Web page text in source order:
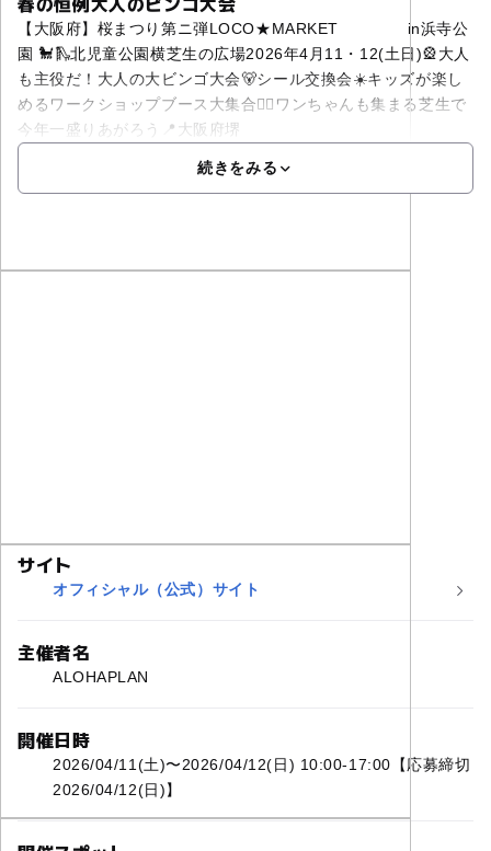
【大阪府】桜まつり第ニ弾LOCO★MARKET in浜寺公
園 🐩🛝北児童公園横芝生の広場2026年4月11・12(土日)🎡大人
も主役だ！大人の大ビンゴ大会🐻シール交換会☀️キッズが楽し
めるワークショップブース大集合🐕‍🦺ワンちゃんも集まる芝生で
今年一盛りあがろう📍大阪府堺
続きをみる
サイト
オフィシャル（公式）サイト
主催者名
ALOHAPLAN
開催日時
2026/04/11(土)〜2026/04/12(日) 10:00-17:00【応募締切
2026/04/12(日)】